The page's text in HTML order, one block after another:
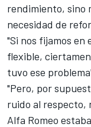
rendimiento, sino
necesidad de
"Si nos fijamos en
flexible,
tuvo ese
"Pero, por
ruido al respecto,
Alfa Romeo